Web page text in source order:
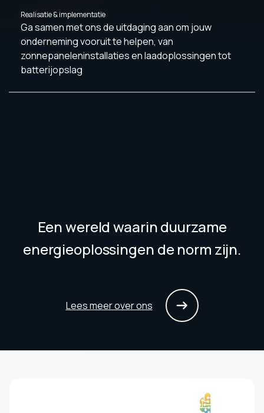
Realisatie & implementatie
Ga samen met ons de uitdaging aan om jouw
onderneming vooruit te helpen, van
zonnepaneleninstallaties en laadoplossingen tot
batterijopslag
Een wereld waarin duurzame
energieoplossingen de norm zijn.
Lees meer over ons